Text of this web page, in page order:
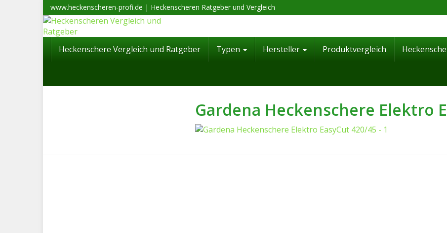
www.heckenscheren-profi.de | Heckenscheren Ratgeber und Vergleich
Heckenschere Vergleich und Ratgeber Typen Hersteller Produktvergleich
Gardena Heckenschere Elektro